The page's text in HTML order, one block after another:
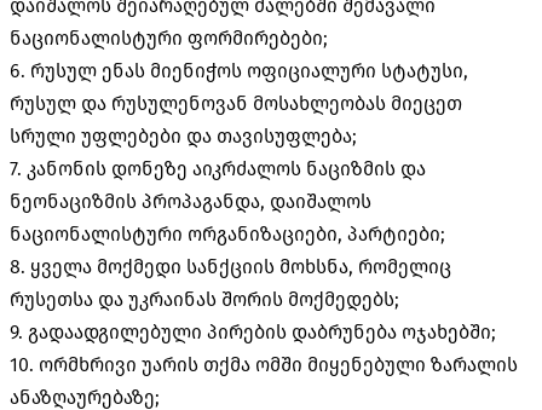
დაიშალოს შეიარაღებულ ძალებში შემავალი
ნაციონალისტური ფორმირებები;
6. რუსულ ენას მიენიჭოს ოფიციალური სტატუსი,
რუსულ და რუსულენოვან მოსახლეობას მიეცეთ
სრული უფლებები და თავისუფლება;
7. კანონის დონეზე აიკრძალოს ნაციზმის და
ნეონაციზმის პროპაგანდა, დაიშალოს
ნაციონალისტური ორგანიზაციები, პარტიები;
8. ყველა მოქმედი სანქციის მოხსნა, რომელიც
რუსეთსა და უკრაინას შორის მოქმედებს;
9. გადაადგილებული პირების დაბრუნება ოჯახებში;
10. ორმხრივი უარის თქმა ომში მიყენებული ზარალის
ანაზღაურებაზე;